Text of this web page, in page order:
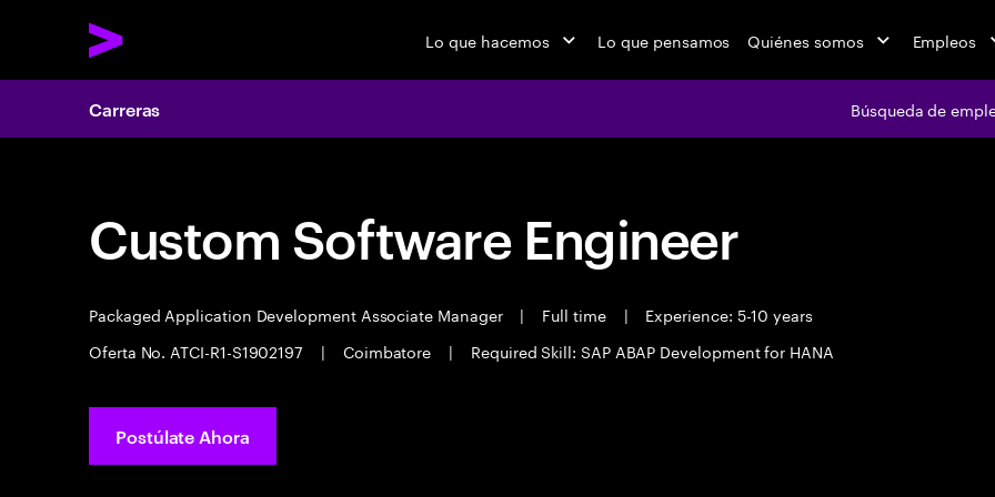
Lo que hacemos Lo que pensamos Quiénes somos Empleos
Carreras Búsqueda de
Custom Software Engineer
Packaged Application Development Associate Manager | Full time |
Experience: 5-10 years
Oferta No. ATCI-R1-S1902197
| Coimbatore | Required Skill: SAP ABAP Development for HANA
Postúlate Ahora